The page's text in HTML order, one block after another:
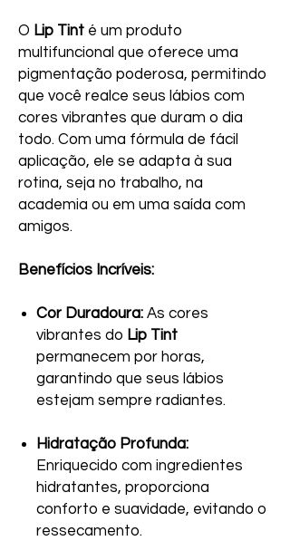
O Lip Tint é um produto
multifuncional que oferece uma
pigmentação poderosa, permitindo
que você realce seus lábios com
cores vibrantes que duram o dia
todo. Com uma fórmula de fácil
aplicação, ele se adapta à sua
rotina, seja no trabalho, na
academia ou em uma saída com
amigos.
Benefícios Incríveis:
Cor Duradoura: As cores
vibrantes do Lip Tint
permanecem por horas,
garantindo que seus lábios
estejam sempre radiantes.
Hidratação Profunda:
Enriquecido com ingredientes
hidratantes, proporciona
conforto e suavidade, evitando o
ressecamento.